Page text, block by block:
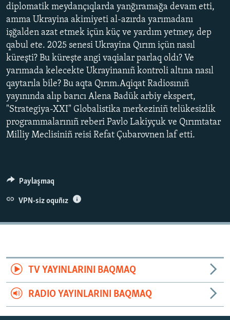
diplomatik meydançıqlarda yanğıramağa devam etti,
amma Ukrayina akimiyeti al-azırda yarımadanı
işğalden azat etmek içün küç ve yardım yetmey, dep
qabul ete. 2025 senesi Ukrayina Qırım içün nasıl
küreşti? Bu küreşte angi vaqialar parlaq oldı? Ve
yarımada kelecekte Ukrayinanıñ kontroli altına nasıl
qaytarıla bile? Bu aqta Qırım.Aqiqat Radiosınıñ
yayınında alıp barıcı Alena Badük arbiy ekspert,
"Strategiya-XXI" Globalistika merkeziniñ telükesizlik
programmalarınıñ reberi Pavlo Lakiyçuk ve Qırımtatar
Milliy Meclisiniñ reisi Refat Çubarovnen laf etti.
Paylaşmaq
VPN-siz oquñız
TV YAYINLARINI BAQMAQ
RADIO YAYINLARINI BAQMAQ